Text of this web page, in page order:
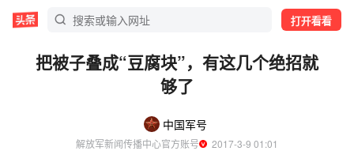
打开看看
把被子叠成“豆腐块”，有这几个绝招就
够了
中国军号
解放军新闻传播中心官方账号
  2017-3-9 01:01